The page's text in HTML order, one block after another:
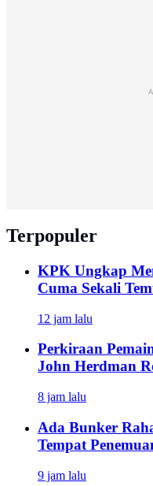
Terpopuler
KPK Ungkap
Cuma Sekali
12 jam lalu
Perkiraan
John Herdman
8 jam lalu
Ada Bunker
Tempat
9 jam lalu